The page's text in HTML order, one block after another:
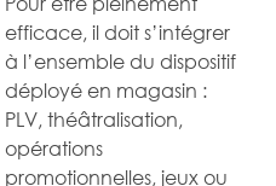
efficace, il doit s’intégrer
à l’ensemble du dispositif
déployé en magasin :
PLV, théâtralisation,
opérations
promotionnelles, jeux ou